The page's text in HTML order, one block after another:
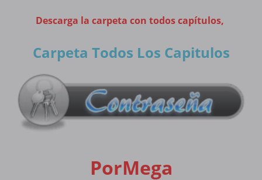
Descarga la carpeta con todos capítulos,
Carpeta Todos Los Capitulos
PorMega